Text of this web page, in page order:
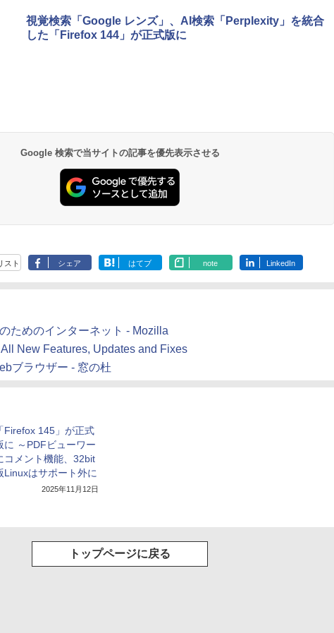
視覚検索「Google レンズ」、AI検索「Perplexity」を統合
した「Firefox 144」が正式版に
Google 検索で当サイトの記事を優先表示させる
スト シェア はてブ note LinkedIn
ためのインターネット - Mozilla
New Features, Updates and Fixes
ブラウザー - 窓の杜
「Firefox 145」が正式
に ～PDFビューワー
コメント機能、32bit
Linuxはサポート外に
2025年11月12日
トップページに戻る